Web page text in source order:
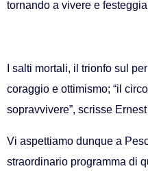
tornando a vivere e
I salti mortali, il trionfo sul
coraggio e ottimismo; “il
sopravvivere”, scrisse
Vi aspettiamo dunque a
straordinario programma di